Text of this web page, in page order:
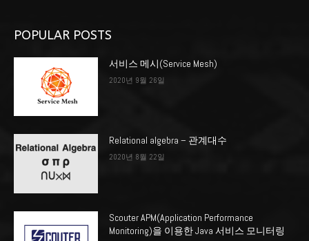
POPULAR POSTS
서비스 메시(Service Mesh)
2020년 9월 26일
Relational algebra – 관계대수
2020년 8월 22일
Scouter APM(Application Performance
Monitoring)을 이용한 Java 서비스 모니터링